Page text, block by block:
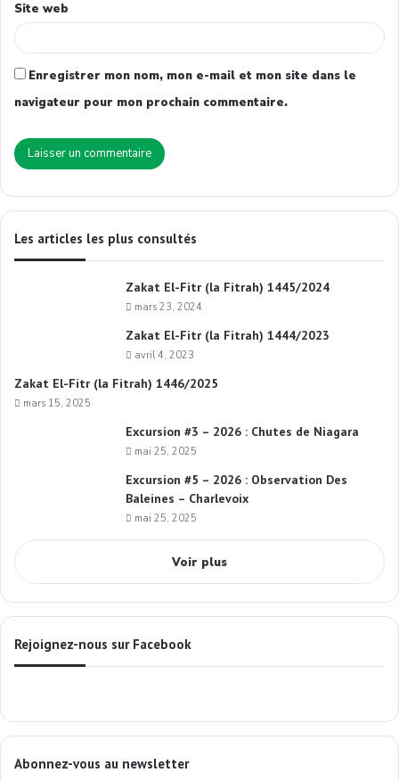
Site web
Enregistrer mon nom, mon e-mail et mon site dans le
navigateur pour mon prochain commentaire.
Les articles les plus consultés
Zakat El-Fitr (la Fitrah) 1445/2024
mars 23, 2024
Zakat El-Fitr (la Fitrah) 1444/2023
avril 4, 2023
Zakat El-Fitr (la Fitrah) 1446/2025
mars 15, 2025
Excursion #3 – 2026 : Chutes de Niagara
mai 25, 2025
Excursion #5 – 2026 : Observation Des
Baleines – Charlevoix
mai 25, 2025
Voir plus
Rejoignez-nous sur Facebook
Abonnez-vous au newsletter